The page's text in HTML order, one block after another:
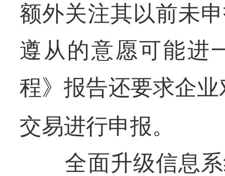
额外关注其以前未
遵从的意愿可能进
程》报告还要求企
交易进行申报。
全面升级信息系